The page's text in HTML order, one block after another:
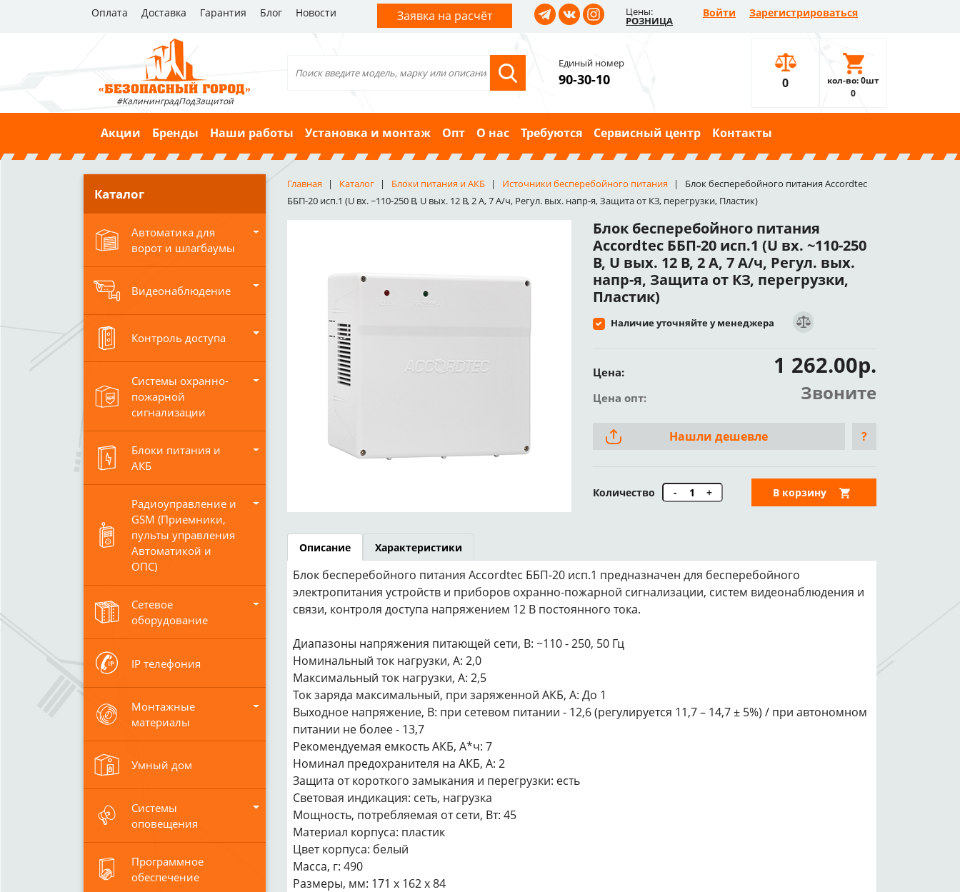
Оплата Доставка Гарантия Блог Новости Заявка на расчёт Цены:
РОЗНИЦА
Войти Зарегистрироваться
#КалининградПодЗащитой
Единый номер
90-30-10 0
кол-во: 0шт
0
Акции Бренды Наши работы Установка и монтаж Опт О нас Требуются Сервисный центр Контакты
Каталог
Автоматика для
ворот и шлагбаумы
Видеонаблюдение
Контроль доступа
Системы охранно-
пожарной
сигнализации
Блоки питания и
АКБ
Радиоуправление и
GSM (Приемники,
пульты управления
Автоматикой и
ОПС)
Сетевое
оборудование
IP телефония
Монтажные
материалы
Умный дом
Системы
оповещения
Программное
обеспечение
Главная Каталог Блоки питания и АКБ Источники бесперебойного питания
Блок бесперебойного питания Accordtec
ББП-20 исп.1 (U вх. ~110-250 В, U вых. 12 В, 2 А, 7 А/ч, Регул. вых. напр-я, Защита от КЗ, перегрузки, Пластик)
Блок бесперебойного питания
Accordtec ББП-20 исп.1 (U вх. ~110-250
В, U вых. 12 В, 2 А, 7 А/ч, Регул. вых.
напр-я, Защита от КЗ, перегрузки,
Пластик)
Наличие уточняйте у менеджера
Цена: 1 262.00р.
Цена опт: Звоните
Нашли дешевле ?
Количество - + В корзину
Описание Характеристики
Блок бесперебойного питания Accordtec ББП-20 исп.1 предназначен для бесперебойного
электропитания устройств и приборов охранно-пожарной сигнализации, систем видеонаблюдения и
связи, контроля доступа напряжением 12 В постоянного тока.
Диапазоны напряжения питающей сети, В: ~110 - 250, 50 Гц
Номинальный ток нагрузки, А: 2,0
Максимальный ток нагрузки, А: 2,5
Ток заряда максимальный, при заряженной АКБ, А: До 1
Выходное напряжение, В: при сетевом питании - 12,6 (регулируется 11,7 – 14,7 ± 5%) / при автономном
питании не более - 13,7
Рекомендуемая емкость АКБ, А*ч: 7
Номинал предохранителя на АКБ, А: 2
Защита от короткого замыкания и перегрузки: есть
Световая индикация: сеть, нагрузка
Мощность, потребляемая от сети, Вт: 45
Материал корпуса: пластик
Цвет корпуса: белый
Масса, г: 490
Размеры, мм: 171 х 162 х 84